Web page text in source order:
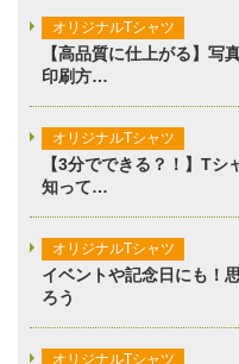
オリジナルTシャツ
【高品質に仕上がる】写
印刷方…
オリジナルTシャツ
【3分でできる？！】Tシ
知って…
オリジナルTシャツ
イベントや記念日にも！
ろう
オリジナルTシャツ